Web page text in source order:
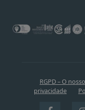
RGPD – O
privacidade